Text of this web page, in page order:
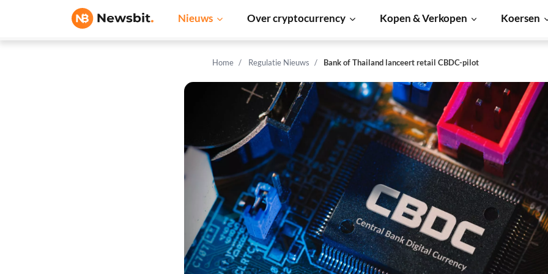
Nieuws Over cryptocurrency Kopen & Verkopen Koersen
Home Regulatie Nieuws Bank of Thailand lanceert retail CBDC-pilot